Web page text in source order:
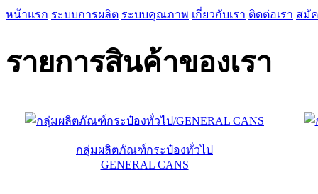
หน้าแรก ระบบการผลิต ระบบคุณภาพ เกี่ยวกับเรา ติดต่อเรา สมั
รายการสินค้าของเรา
กลุ่มผลิตภัณฑ์กระป๋องทั่วไป
GENERAL CANS